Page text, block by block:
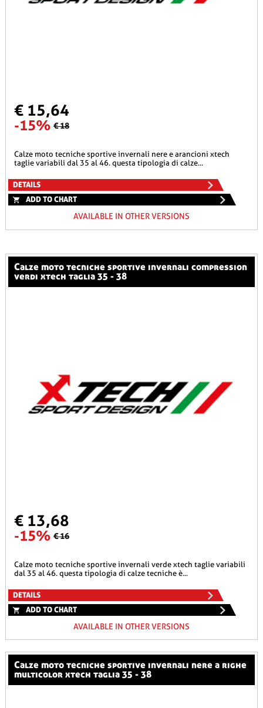
€ 15,64
-15% € 18
calze moto tecniche sportive invernali nere e arancioni xtech
taglie variabili dal 35 al 46. questa tipologia di calze...
DETAILS
ADD TO CHART
AVAILABLE IN OTHER VERSIONS
calze moto tecniche sportive invernali compression
verdi xtech taglia 35 - 38
€ 13,68
-15% € 16
calze moto tecniche sportive invernali verde xtech taglie variabili
dal 35 al 46. questa tipologia di calze tecniche è...
DETAILS
ADD TO CHART
AVAILABLE IN OTHER VERSIONS
calze moto tecniche sportive invernali nere a righe
multicolor xtech taglia 35 - 38